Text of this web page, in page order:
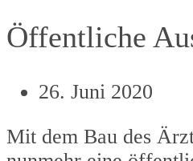
Öffentliche
26. Juni 2020
Mit dem Bau des